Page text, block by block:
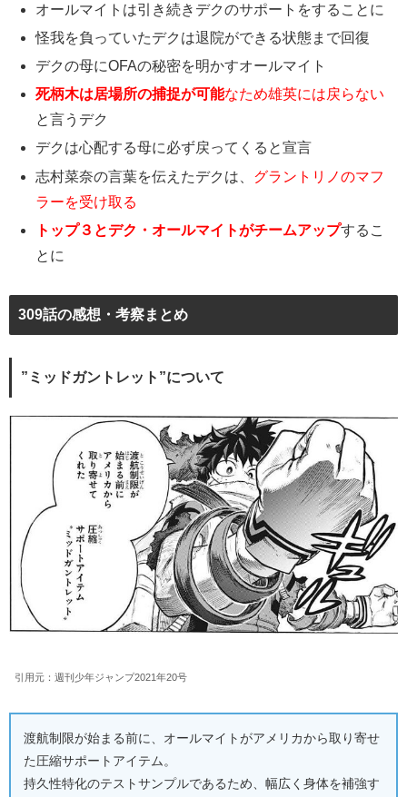
オールマイトは引き続きデクのサポートをすることに
怪我を負っていたデクは退院ができる状態まで回復
デクの母にOFAの秘密を明かすオールマイト
死柄木は居場所の捕捉が可能なため雄英には戻らない
と言うデク
デクは心配する母に必ず戻ってくると宣言
志村菜奈の言葉を伝えたデクは、 グラントリノのマフ
ラーを受け取る
トップ３とデク・オールマイトがチームアップするこ
とに
309話の感想・考察まとめ
”ミッドガントレット”について
引用元：週刊少年ジャンプ2021年20号
渡航制限が始まる前に、オールマイトがアメリカから取り寄せ
た圧縮サポートアイテム。
持久性特化のテストサンプルであるため、幅広く身体を補強す